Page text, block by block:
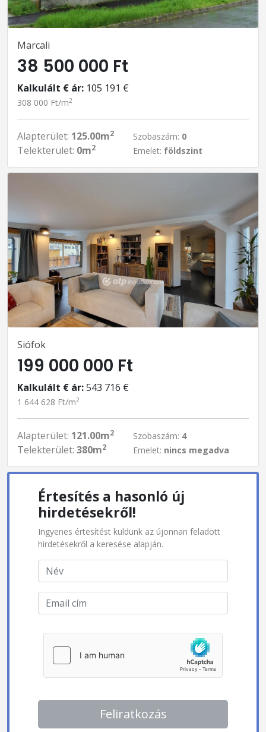
Marcali
38 500 000 Ft
Kalkulált € ár: 105 191 €
308 000 Ft/m2
Alapterület: 125.00m2
Telekterület: 0m2
Szobaszám: 0
Emelet: földszint
Siófok
199 000 000 Ft
Kalkulált € ár:543 716 €
1 644 628 Ft/m2
Alapterület: 121.00m2
Telekterület: 380m2
Szobaszám: 4
Emelet: nincs megadva
Értesítés a hasonló új
hirdetésekről!
Ingyenes értesítést küldünk az újonnan feladott
hirdetésekről a keresése alapján.
Feliratkozás